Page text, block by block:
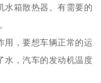
箱散热器。有需要的
用，要想车辆正常的运
水，汽车的发动机温度